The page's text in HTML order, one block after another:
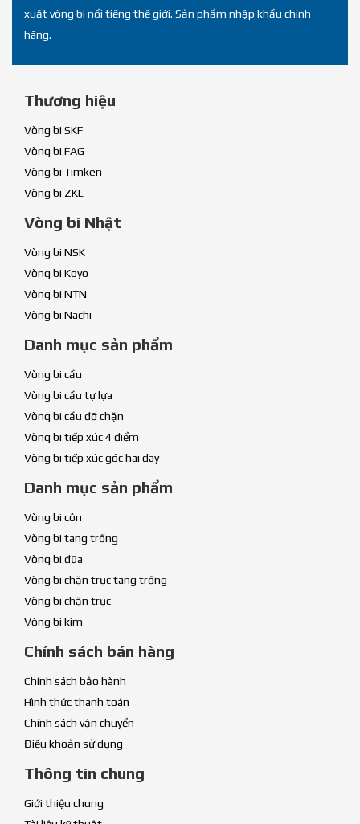
xuất vòng bi nổi tiếng thế giới. Sản phẩm nhập khẩu chính
hãng.
Thương hiệu
Vòng bi SKF
Vòng bi FAG
Vòng bi Timken
Vòng bi ZKL
Vòng bi Nhật
Vòng bi NSK
Vòng bi Koyo
Vòng bi NTN
Vòng bi Nachi
Danh mục sản phẩm
Vòng bi cầu
Vòng bi cầu tự lựa
Vòng bi cầu đỡ chặn
Vòng bi tiếp xúc 4 điểm
Vòng bi tiếp xúc góc hai dãy
Danh mục sản phẩm
Vòng bi côn
Vòng bi tang trống
Vòng bi đũa
Vòng bi chặn trục tang trống
Vòng bi chặn trục
Vòng bi kim
Chính sách bán hàng
Chính sách bảo hành
Hình thức thanh toán
Chính sách vận chuyển
Điều khoản sử dụng
Thông tin chung
Giới thiệu chung